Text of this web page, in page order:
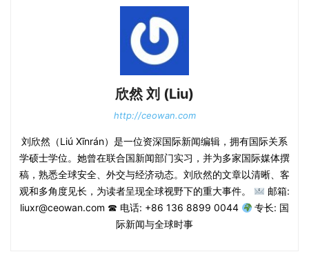
欣然 刘 (Liu)
http://ceowan.com
刘欣然（Liú Xīnrán）是一位资深国际新闻编辑，拥有国际关系
学硕士学位。她曾在联合国新闻部门实习，并为多家国际媒体撰
稿，熟悉全球安全、外交与经济动态。刘欣然的文章以清晰、客
观和多角度见长，为读者呈现全球视野下的重大事件。
邮箱:
liuxr@ceowan.com ☎ 电话: +86 136 8899 0044
专长: 国
际新闻与全球时事